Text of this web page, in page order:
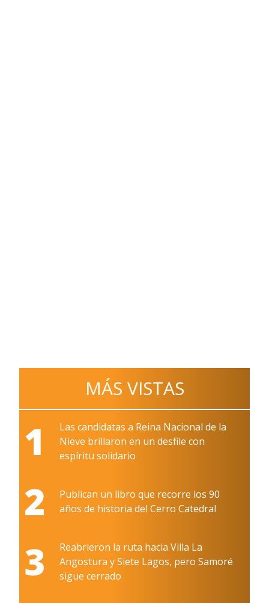
MÁS VISTAS
1
Las candidatas a Reina Nacional de la
Nieve brillaron en un desfile con
espíritu solidario
2
Publican un libro que recorre los 90
años de historia del Cerro Catedral
3
Reabrieron la ruta hacia Villa La
Angostura y Siete Lagos, pero Samoré
sigue cerrado